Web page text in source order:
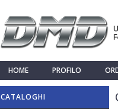
HOME PROFILO
CATALOGHI